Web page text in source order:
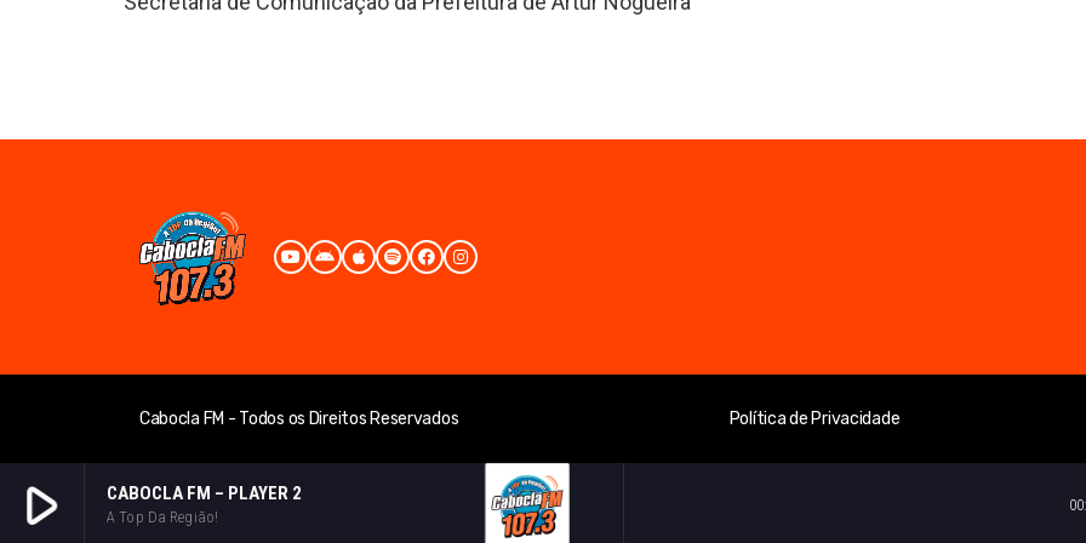
play_arrow CABOCLA FM – PLAYER 2
A Top Da Região!
Cabocla FM - Todos os Direitos Reservados Política de Privacidade